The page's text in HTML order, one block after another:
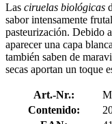
Las ciruelas biológicas
sabor intensamente
pasteurización. Debido
aparecer una capa
también saben de
secas aportan un toque
Art.-Nr.:
Contenido: